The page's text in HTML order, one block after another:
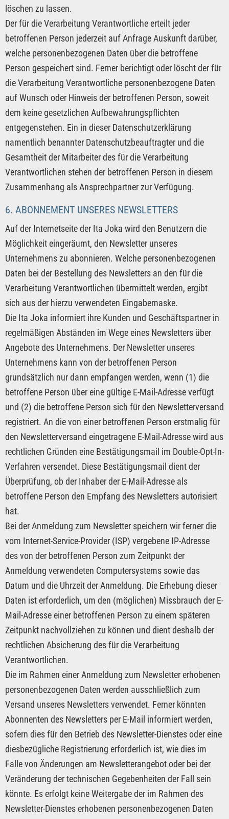
löschen zu lassen.
Der für die Verarbeitung Verantwortliche erteilt jeder
betroffenen Person jederzeit auf Anfrage Auskunft darüber,
welche personenbezogenen Daten über die betroffene
Person gespeichert sind. Ferner berichtigt oder löscht der für
die Verarbeitung Verantwortliche personenbezogene Daten
auf Wunsch oder Hinweis der betroffenen Person, soweit
dem keine gesetzlichen Aufbewahrungspflichten
entgegenstehen. Ein in dieser Datenschutzerklärung
namentlich benannter Datenschutzbeauftragter und die
Gesamtheit der Mitarbeiter des für die Verarbeitung
Verantwortlichen stehen der betroffenen Person in diesem
Zusammenhang als Ansprechpartner zur Verfügung.
6. ABONNEMENT UNSERES NEWSLETTERS
Auf der Internetseite der Ita Joka wird den Benutzern die
Möglichkeit eingeräumt, den Newsletter unseres
Unternehmens zu abonnieren. Welche personenbezogenen
Daten bei der Bestellung des Newsletters an den für die
Verarbeitung Verantwortlichen übermittelt werden, ergibt
sich aus der hierzu verwendeten Eingabemaske.
Die Ita Joka informiert ihre Kunden und Geschäftspartner in
regelmäßigen Abständen im Wege eines Newsletters über
Angebote des Unternehmens. Der Newsletter unseres
Unternehmens kann von der betroffenen Person
grundsätzlich nur dann empfangen werden, wenn (1) die
betroffene Person über eine gültige E-Mail-Adresse verfügt
und (2) die betroffene Person sich für den Newsletterversand
registriert. An die von einer betroffenen Person erstmalig für
den Newsletterversand eingetragene E-Mail-Adresse wird aus
rechtlichen Gründen eine Bestätigungsmail im Double-Opt-In-
Verfahren versendet. Diese Bestätigungsmail dient der
Überprüfung, ob der Inhaber der E-Mail-Adresse als
betroffene Person den Empfang des Newsletters autorisiert
hat.
Bei der Anmeldung zum Newsletter speichern wir ferner die
vom Internet-Service-Provider (ISP) vergebene IP-Adresse
des von der betroffenen Person zum Zeitpunkt der
Anmeldung verwendeten Computersystems sowie das
Datum und die Uhrzeit der Anmeldung. Die Erhebung dieser
Daten ist erforderlich, um den (möglichen) Missbrauch der E-
Mail-Adresse einer betroffenen Person zu einem späteren
Zeitpunkt nachvollziehen zu können und dient deshalb der
rechtlichen Absicherung des für die Verarbeitung
Verantwortlichen.
Die im Rahmen einer Anmeldung zum Newsletter erhobenen
personenbezogenen Daten werden ausschließlich zum
Versand unseres Newsletters verwendet. Ferner könnten
Abonnenten des Newsletters per E-Mail informiert werden,
sofern dies für den Betrieb des Newsletter-Dienstes oder eine
diesbezügliche Registrierung erforderlich ist, wie dies im
Falle von Änderungen am Newsletterangebot oder bei der
Veränderung der technischen Gegebenheiten der Fall sein
könnte. Es erfolgt keine Weitergabe der im Rahmen des
Newsletter-Dienstes erhobenen personenbezogenen Daten